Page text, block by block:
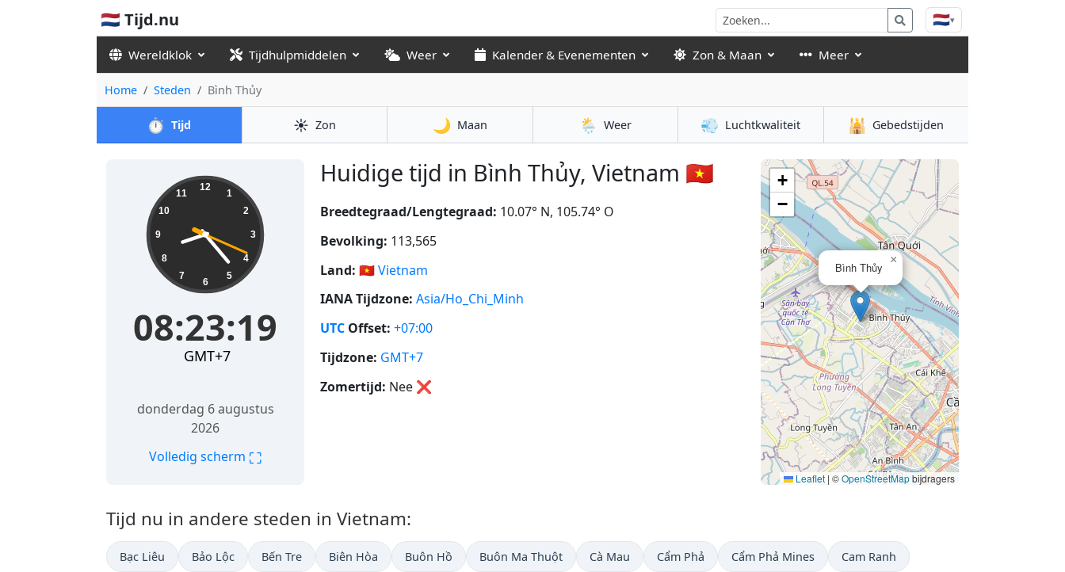
🇳🇱 Tijd.nu 🇳🇱▾
Wereldklok Tijdhulpmiddelen Weer Kalender & Evenementen Zon & Maan Meer
Home Steden Bình Thủy
⏱️ Tijd ☀️ Zon 🌙 Maan 🌦️ Weer 💨 Luchtkwaliteit 🕌 Gebedstijden
Huidige tijd in Bình Thủy, Vietnam 🇻🇳
08:23:19 12
1
2
3
4
5
6
7
8
9
10
11
08:23:19
GMT+7
donderdag 6 augustus
2026
Volledig scherm ⛶
Breedtegraad/Lengtegraad: 10.07° N, 105.74° O
Bevolking: 113,565
Land: 🇻🇳Vietnam
IANA Tijdzone: Asia/Ho_Chi_Minh
UTC Offset: +07:00
Tijdzone: GMT+7
Zomertijd: Nee ❌
Bình Thủy
×
+
−
Leaflet | ©OpenStreetMapbijdragers
Tijd nu in andere steden in Vietnam:
Bạc Liêu Bảo Lộc Bến Tre Biên Hòa Buôn Hồ Buôn Ma Thuột Cà Mau Cẩm Phả Cẩm Phả Mines Cam Ranh